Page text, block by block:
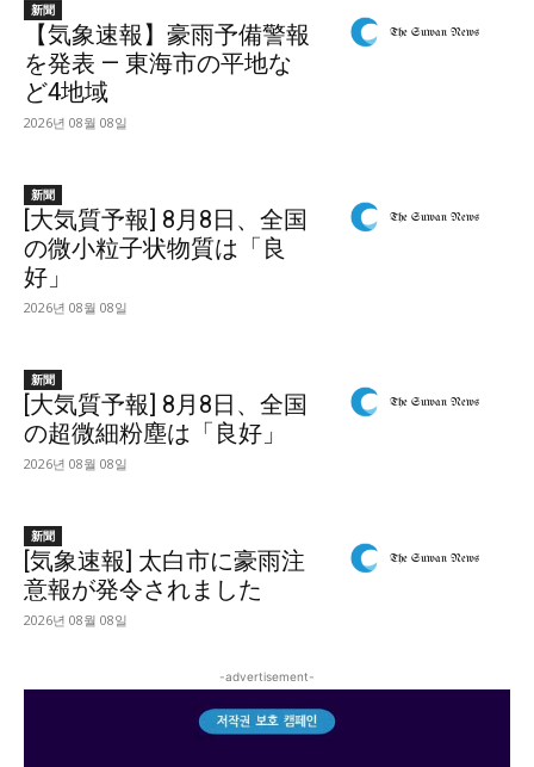
新聞
【気象速報】豪雨予備警報
を発表 — 東海市の平地な
ど4地域
2026년 08월 08일
新聞
[大気質予報] 8月8日、全国
の微小粒子状物質は「良
好」
2026년 08월 08일
新聞
[大気質予報] 8月8日、全国
の超微細粉塵は「良好」
2026년 08월 08일
新聞
[気象速報] 太白市に豪雨注
意報が発令されました
2026년 08월 08일
-advertisement-